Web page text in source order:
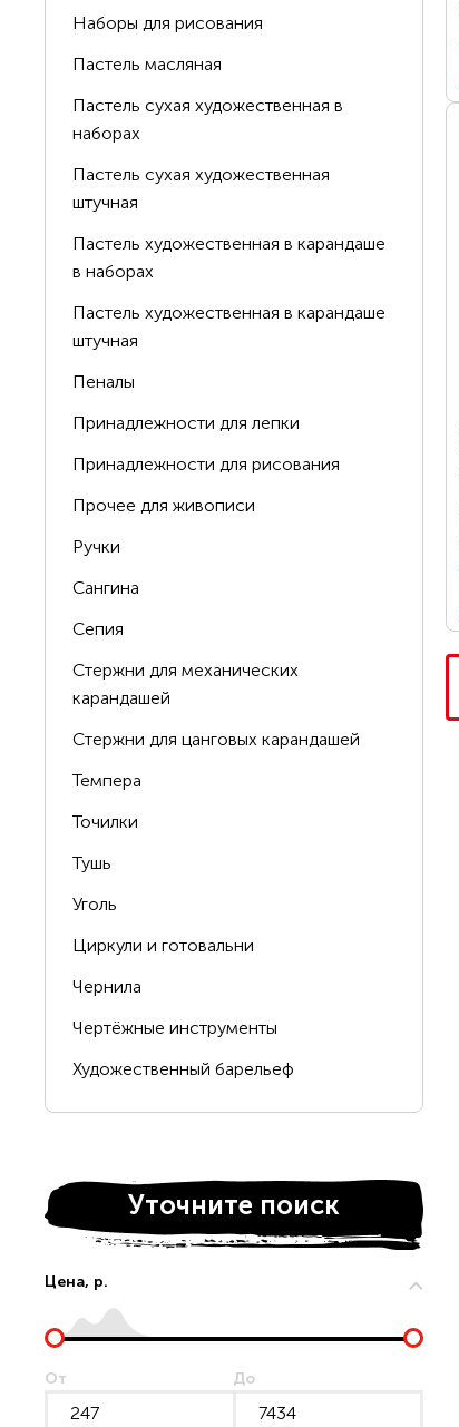
Наборы для рисования
Пастель масляная
Пастель сухая художественная в
наборах
Пастель сухая художественная
штучная
Пастель художественная в карандаше
в наборах
Пастель художественная в карандаше
штучная
Пеналы
Принадлежности для лепки
Принадлежности для рисования
Прочее для живописи
Ручки
Сангина
Сепия
Стержни для механических
карандашей
Стержни для цанговых карандашей
Темпера
Точилки
Тушь
Уголь
Циркули и готовальни
Чернила
Чертёжные инструменты
Художественный барельеф
Уточните поиск
Цена, р.
От До